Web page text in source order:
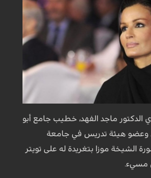
الدكتور ماجد الفهد، خطيب جامع أبو
وعضو هيئة تدريس في جامعة
الشيخة موزا بتغريدة له على تويتر
مسيء.